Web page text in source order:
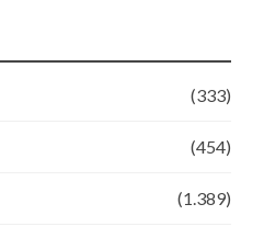
(333)
(454)
(1.389)